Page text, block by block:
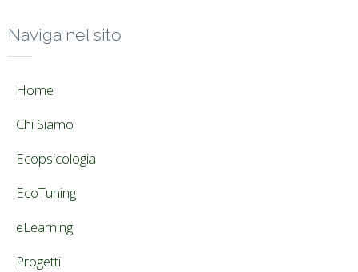
Naviga nel sito
Home
Chi Siamo
Ecopsicologia
EcoTuning
eLearning
Progetti